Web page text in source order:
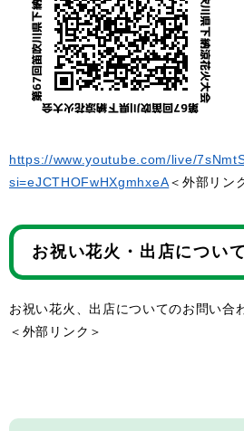
https://www.youtube.com/live/
si=eJCTHOFwHXgmhxeA＜外部リン
お祝い花火・出店について
お祝い花火、出店についてのお問い合
＜外部リンク＞